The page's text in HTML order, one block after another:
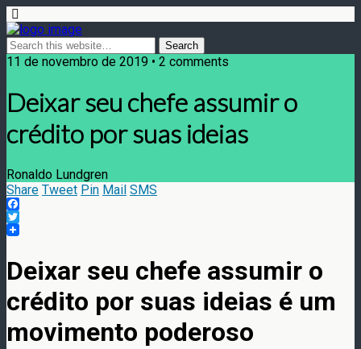
11 de novembro de 2019 • 2 comments
Deixar seu chefe assumir o
crédito por suas ideias
Ronaldo Lundgren
Share Tweet Pin Mail SMS
Facebook
Twitter
Deixar seu chefe assumir o
crédito por suas ideias é um
movimento poderoso